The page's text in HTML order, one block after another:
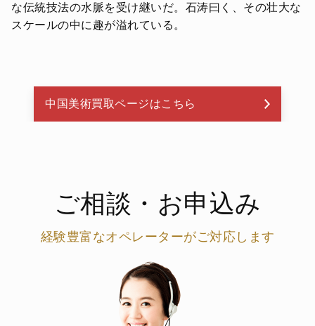
な伝統技法の水脈を受け継いだ。石涛曰く、その壮大な
スケールの中に趣が溢れている。
中国美術買取ページはこちら
ご相談・お申込み
経験豊富なオペレーターがご対応します